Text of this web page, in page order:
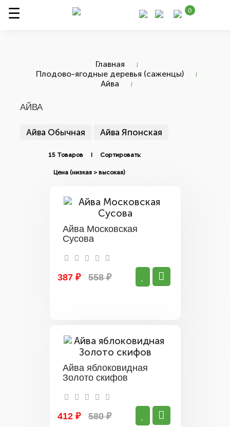
0
Главная
Плодово-ягодные деревья (саженцы)
Айва
АЙВА
Айва Обычная Айва Японская
15 Товаров I Сортировать:
Айва Московская
Сусова
387 ₽ 558 ₽
Айва яблоковидная
Золото скифов
412 ₽ 580 ₽